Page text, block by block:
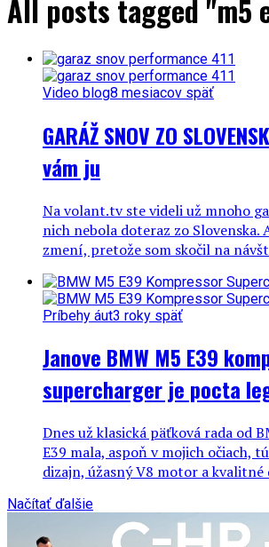
All posts tagged "m5
Video blog8 mesiacov späť
GARÁŽ SNOV ZO
vám ju
Na volant.tv ste videli už mnoho
nich nebola doteraz zo Slovenska.
zmení, pretože som skočil na
Príbehy áut3 roky späť
Janove BMW M5 E39
supercharger je pocta
Dnes už klasická päťková rada od
E39 mala, aspoň v mojich očiach,
dizajn, úžasný V8 motor a kvalitné
Načítať ďalšie